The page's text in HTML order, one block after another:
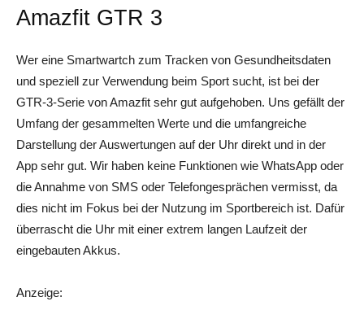
Amazfit GTR 3
Wer eine Smartwartch zum Tracken von Gesundheitsdaten
und speziell zur Verwendung beim Sport sucht, ist bei der
GTR-3-Serie von Amazfit sehr gut aufgehoben. Uns gefällt der
Umfang der gesammelten Werte und die umfangreiche
Darstellung der Auswertungen auf der Uhr direkt und in der
App sehr gut. Wir haben keine Funktionen wie WhatsApp oder
die Annahme von SMS oder Telefongesprächen vermisst, da
dies nicht im Fokus bei der Nutzung im Sportbereich ist. Dafür
überrascht die Uhr mit einer extrem langen Laufzeit der
eingebauten Akkus.
Anzeige: